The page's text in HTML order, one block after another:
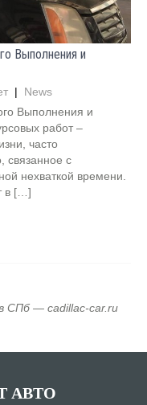
Выполнения и
| News
Выполнения и
работ –
часто
связанное с
нехваткой времени.
в […]
СПб — cadillac-car.ru
АВТО